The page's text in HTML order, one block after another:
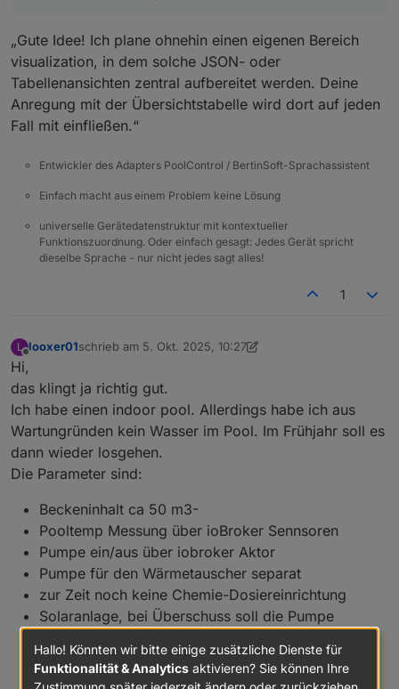
„Gute Idee! Ich plane ohnehin einen eigenen Bereich
visualization, in dem solche JSON- oder
Tabellenansichten zentral aufbereitet werden. Deine
Anregung mit der Übersichtstabelle wird dort auf jeden
Fall mit einfließen.“
Entwickler des Adapters PoolControl / BertinSoft-Sprachassistent
Einfach macht aus einem Problem keine Lösung
universelle Gerätedatenstruktur mit kontextueller
Funktionszuordnung. Oder einfach gesagt: Jedes Gerät spricht
dieselbe Sprache - nur nicht jedes sagt alles!
1
L looxer01schrieb am 5. Okt. 2025, 10:27
zuletzt editiert von looxer0110. Mai 2025, 12:28
Hi,
das klingt ja richtig gut.
Ich habe einen indoor pool. Allerdings habe ich aus
Wartungründen kein Wasser im Pool. Im Frühjahr soll es
dann wieder losgehen.
Die Parameter sind:
Beckeninhalt ca 50 m3-
Pooltemp Messung über ioBroker Sennsoren
Pumpe ein/aus über iobroker Aktor
Pumpe für den Wärmetauscher separat
zur Zeit noch keine Chemie-Dosiereinrichtung
Solaranlage, bei Überschuss soll die Pumpe
Zieltemperaturvorgabe gewünscht
Hallo! Könnten wir bitte einige zusätzliche Dienste für
Funktionalität & Analytics aktivieren? Sie können Ihre